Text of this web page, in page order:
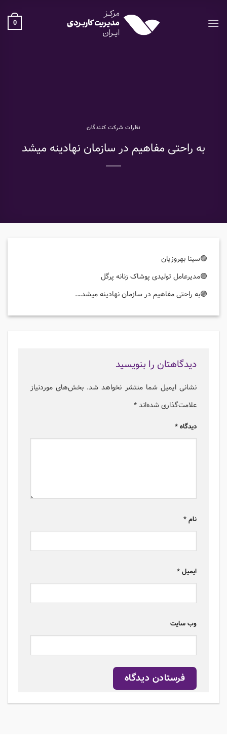
content
0
نظرات شرکت کنندگان
به راحتی مفاهیم در سازمان نهادینه میشد
🟣سینا بهروزیان
🟣مدیرعامل تولیدی پوشاک زنانه پرگل
🟣به راحتی مفاهیم در سازمان نهادینه میشد….
دیدگاهتان را بنویسید
نشانی ایمیل شما منتشر نخواهد شد. بخش‌های موردنیاز
علامت‌گذاری شده‌اند*
دیدگاه *
نام *
ایمیل *
وب‌ سایت